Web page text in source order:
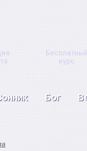
Бесплатный
курс
Бог